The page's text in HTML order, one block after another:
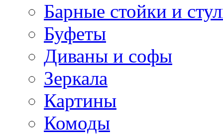
Барные стойки и
Буфеты
Диваны и софы
Зеркала
Картины
Комоды